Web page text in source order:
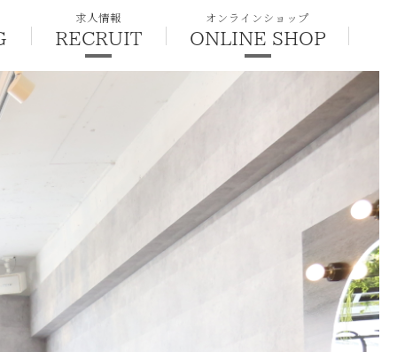
求人情報
RECRUIT
オンラインショップ
ONLINE SHOP